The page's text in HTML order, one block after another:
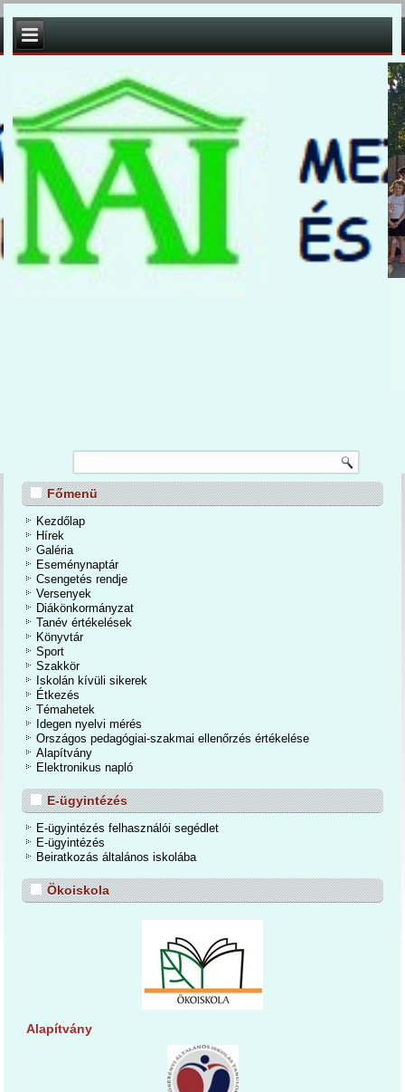
TANÉVZÁRÓ
Iskola és Alapfokú Művészeti Iskolában 2026. június 24-én a tanévzáró
is befejeződött a 2025/2026-os tanév. Egy mozgalmas, eseményekben
zártunk. A kihívások mellett számtalan élmények, közös programok,
tanulmányi eredmények tették igazán emlékezetessé a tanévet.
Főmenü
Kezdőlap
Hírek
Galéria
Eseménynaptár
Csengetés rendje
Versenyek
Diákönkormányzat
Tanév értékelések
Könyvtár
Sport
Szakkör
Iskolán kívüli sikerek
Étkezés
Témahetek
Idegen nyelvi mérés
Országos pedagógiai-szakmai ellenőrzés értékelése
Alapítvány
Elektronikus napló
E-ügyintézés
E-ügyintézés felhasználói segédlet
E-ügyintézés
Beiratkozás általános iskolába
Ökoiskola
Alapítvány